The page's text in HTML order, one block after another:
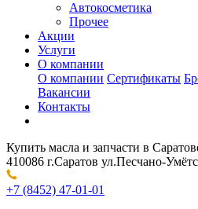
Автокосметика
Прочее
Акции
Услуги
О компании
О компании Сертификаты
Вакансии
Контакты
Купить масла и запчасти в
410086 г.Саратов ул.Песчано-
+7 (8452) 47-01-01